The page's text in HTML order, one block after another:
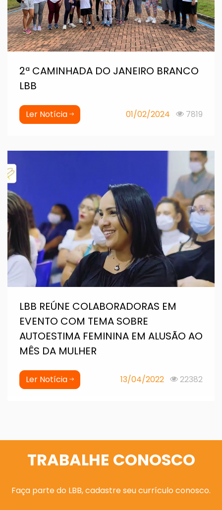
2ª CAMINHADA DO JANEIRO BRANCO
LBB
Ler Notícia 01/02/2024 7819
LBB REÚNE COLABORADORAS EM
EVENTO COM TEMA SOBRE
AUTOESTIMA FEMININA EM ALUSÃO AO
MÊS DA MULHER
Ler Notícia 13/04/2022 22382
TRABALHE CONOSCO
Faça parte do LBB, cadastre seu currículo conosco.